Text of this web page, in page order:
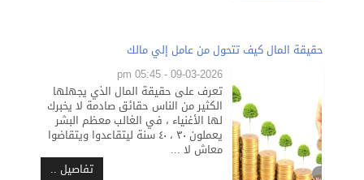
حقيقة المال كيف تتحول من عامل إلي مالك
09-03-2026 - 05:45 pm
تعرف على حقيقة المال الذي يجهلها
الكثير من الناس حقائق صادمة لا يخبرك
لها الأغنياء ، في الغالب معظم البشر
يعملون ٣٠ ، ٤٠ سنة ليتقاعدوا ويتقاضوا
معاش لا ...
تفاصيل ..